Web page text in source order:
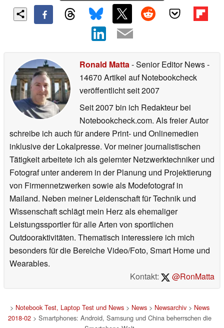
Ronald Matta- Senior Editor News-
14670 Artikel auf Notebookcheck
veröffentlichtseit 2007
Seit 2007 bin ich Redakteur bei
Notebookcheck.com. Als freier Autor
schreibe ich auch für andere Print- und Onlinemedien
inklusive der Lokalpresse. Vor meiner journalistischen
Tätigkeit arbeitete ich als gelernter Netzwerktechniker und
Fotograf unter anderem in der Planung und Projektierung
von Firmennetzwerken sowie als Modefotograf in
Mailand. Neben meiner Leidenschaft für Technik und
Wissenschaft schlägt mein Herz als ehemaliger
Leistungssportler für alle Arten von sportlichen
Outdooraktivitäten. Thematisch interessiere ich mich
besonders für die Bereiche Video/Foto, Smart Home und
Wearables.
Kontakt:
@RonMatta
> Notebook Test, Laptop Test und News> News> Newsarchiv> News
2018-02> Smartphones: Android, Samsung und China beherrschen die